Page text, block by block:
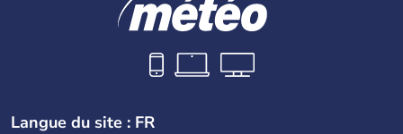
Langue du site : FR